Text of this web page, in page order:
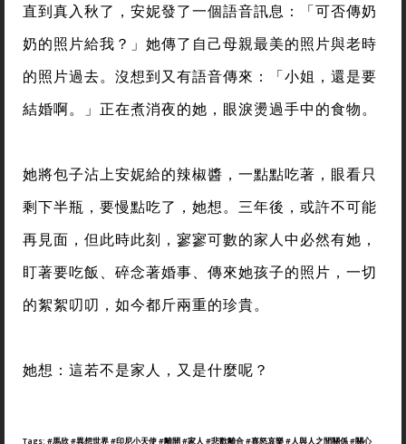
直到真入秋了，安妮發了一個語音訊息：「可否傳奶
奶的照片給我？」她傳了自己母親最美的照片與老時
的照片過去。沒想到又有語音傳來：「小姐，還是要
結婚啊。」正在煮消夜的她，眼淚燙過手中的食物。
她將包子沾上安妮給的辣椒醬，一點點吃著，眼看只
剩下半瓶，要慢點吃了，她想。三年後，或許不可能
再見面，但此時此刻，寥寥可數的家人中必然有她，
盯著要吃飯、碎念著婚事、傳來她孩子的照片，一切
的絮絮叨叨，如今都斤兩重的珍貴。
她想：這若不是家人，又是什麼呢？
Tags: #馬欣#異想世界#印尼小天使#離開#家人#悲歡離合#喜怒哀樂#人與人之間關係#關心